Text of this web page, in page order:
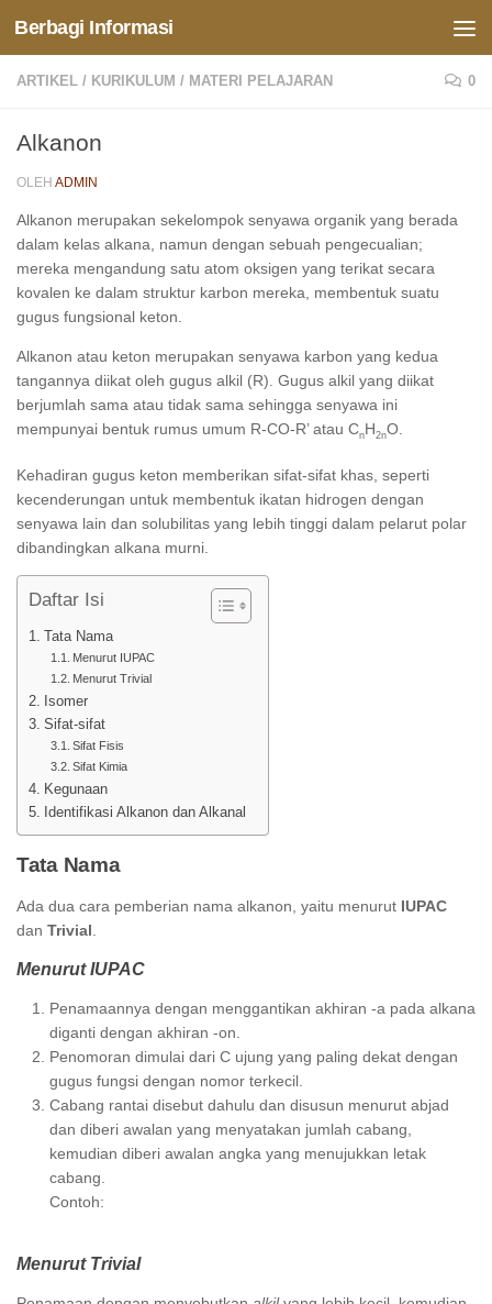
Skip to content
Berbagi Informasi
ARTIKEL / KURIKULUM / MATERI PELAJARAN 0
Alkanon
OLEH ADMIN
Alkanon merupakan sekelompok senyawa organik yang berada
dalam kelas alkana, namun dengan sebuah pengecualian;
mereka mengandung satu atom oksigen yang terikat secara
kovalen ke dalam struktur karbon mereka, membentuk suatu
gugus fungsional keton.
Alkanon atau keton merupakan senyawa karbon yang kedua
tangannya diikat oleh gugus alkil (R). Gugus alkil yang diikat
berjumlah sama atau tidak sama sehingga senyawa ini
mempunyai bentuk rumus umum R-CO-R’ atau CnH2nO.
Kehadiran gugus keton memberikan sifat-sifat khas, seperti
kecenderungan untuk membentuk ikatan hidrogen dengan
senyawa lain dan solubilitas yang lebih tinggi dalam pelarut polar
dibandingkan alkana murni.
Daftar Isi
Tata Nama
Menurut IUPAC
Menurut Trivial
Isomer
Sifat-sifat
Sifat Fisis
Sifat Kimia
Kegunaan
Identifikasi Alkanon dan Alkanal
Tata Nama
Ada dua cara pemberian nama alkanon, yaitu menurut IUPAC
dan Trivial.
Menurut IUPAC
Penamaannya dengan menggantikan akhiran -a pada alkana
diganti dengan akhiran -on.
Penomoran dimulai dari C ujung yang paling dekat dengan
gugus fungsi dengan nomor terkecil.
Cabang rantai disebut dahulu dan disusun menurut abjad
dan diberi awalan yang menyatakan jumlah cabang,
kemudian diberi awalan angka yang menujukkan letak
cabang.
Contoh:
Menurut Trivial